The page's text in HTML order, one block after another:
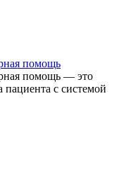
помощь
помощь — это
пациента с системой